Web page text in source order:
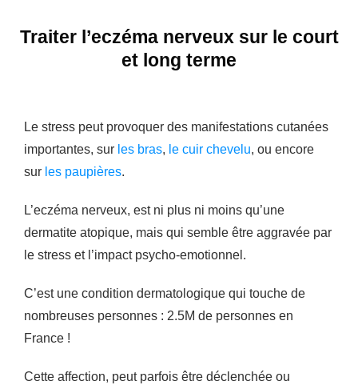
Traiter l’eczéma nerveux sur le court
et long terme
Le stress peut provoquer des manifestations cutanées
importantes, sur les bras, le cuir chevelu, ou encore
sur les paupières.
L’eczéma nerveux, est ni plus ni moins qu’une
dermatite atopique, mais qui semble être aggravée par
le stress et l’impact psycho-emotionnel.
C’est une condition dermatologique qui touche de
nombreuses personnes : 2.5M de personnes en
France !
Cette affection, peut parfois être déclenchée ou